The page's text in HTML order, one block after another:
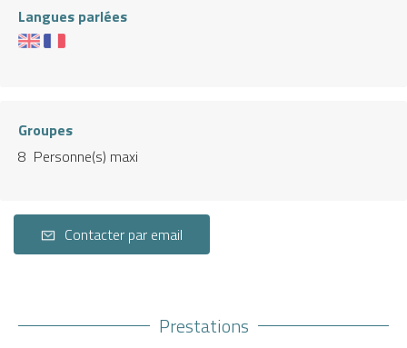
Langues parlées
Groupes
8 Personne(s) maxi
Contacter par email
Prestations